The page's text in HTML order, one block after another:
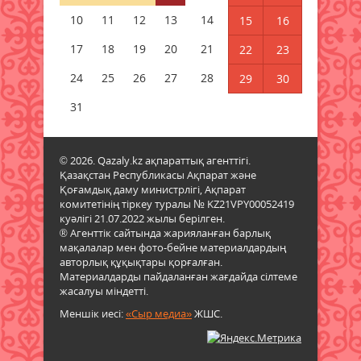
05 тамыз 2026 ж.
Қазгидромет тамызда кей
өңірлерде құрғақшылық қаупі
жүргізушісіз көліктер сынақтан
өткізіледі
05 тамыз 2026 ж. 127
Жел күшейіп, найзағай ойнайды:
Синоптиктер алдағы күндері ауа
райы құбылатынын болжады
05 тамыз 2026 ж.
Аудан әкімі белгілі теолог
Нұрлан Байжігітұлымен кездесті
10
11 12 13 14 15
16
17
18 19 20 21 22
23
24
25 26 27 28 29
30
31
© 2026. Qazaly.kz ақпараттық агенттігі.
Қазақстан Республикасы Ақпарат және
Қоғамдық даму министрлігі, Ақпарат
комитетінің тіркеу туралы № KZ21VPY00052419
куәлігі 21.07.2022 жылы берілген.
® Агенттік сайтында жарияланған барлық
мақалалар мен фото-бейне материалдардың
авторлық құқықтары қорғалған.
Материалдарды пайдаланған жағдайда сілтеме
жасалуы міндетті.
Меншік иесі:«Сыр медиа»ЖШС.